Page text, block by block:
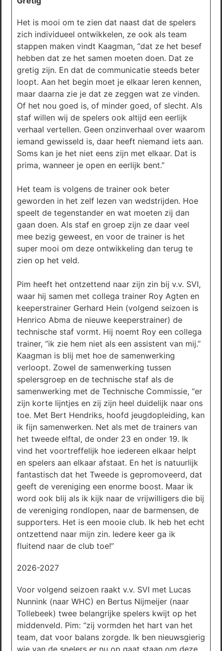
Het is mooi om te zien dat naast dat de spelers
zich individueel ontwikkelen, ze ook als team
stappen maken vindt Kaagman, “dat ze het besef
hebben dat ze het samen moeten doen. Dat ze
gretig zijn. En dat de communicatie steeds beter
loopt. Aan het begin moet je elkaar leren kennen,
maar daarna zie je dat ze zeggen wat ze vinden.
Of het nou goed is, of minder goed, of slecht. Als
staf willen wij de spelers ook altijd een eerlijk
verhaal vertellen. Geen onzinverhaal over waarom
iemand gewisseld is, daar heeft niemand iets aan.
Soms kan je het niet eens zijn met elkaar. Dat is
prima, wanneer je open en eerlijk bent.”
Het team is volgens de trainer ook beter
geworden in het zelf lezen van wedstrijden. Hoe
speelt de tegenstander en wat moeten zij dan
gaan doen. Als staf en groep zijn ze daar veel
mee bezig geweest, en voor de trainer is het
super mooi om deze ontwikkeling dan terug te
zien op het veld.
Pim heeft het ontzettend naar zijn zin bij v.v. SVI,
waar hij samen met collega trainer Roy Agten en
keeperstrainer Gerhard Hein (volgend seizoen is
Henrico Abma de nieuwe keeperstrainer) de
technische staf vormt. Hij noemt Roy een collega
trainer, “ik zie hem niet als een assistent van mij.”
Kaagman is blij met hoe de samenwerking
verloopt. Zowel de samenwerking tussen
spelersgroep en de technische staf als de
samenwerking met de Technische Commissie, “er
zijn korte lijntjes en zij zijn heel duidelijk naar ons
toe. Met Bert Hendriks, hoofd jeugdopleiding, kan
ik fijn samenwerken. Net als met de trainers van
het tweede elftal, de onder 23 en onder 19. Ik
vind het voortreffelijk hoe iedereen elkaar helpt
en spelers aan elkaar afstaat. En het is natuurlijk
fantastisch dat het Tweede is gepromoveerd, dat
geeft de vereniging een enorme boost. Maar ik
word ook blij als ik kijk naar de vrijwilligers die bij
de vereniging rondlopen, naar de barmensen, de
supporters. Het is een mooie club. Ik heb het echt
ontzettend naar mijn zin. Iedere keer ga ik
fluitend naar de club toe!”
2026-2027
Voor volgend seizoen raakt v.v. SVI met Lucas
Nunnink (naar WHC) en Bertus Nijmeijer (naar
Tollebeek) twee belangrijke spelers kwijt op het
middenveld. Pim: “zij vormden het hart van het
team, dat voor balans zorgde. Ik ben nieuwsgierig